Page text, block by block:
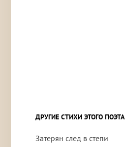
ДРУГИЕ СТИХИ ЭТОГО ПОЭТА
Затерян след в степи